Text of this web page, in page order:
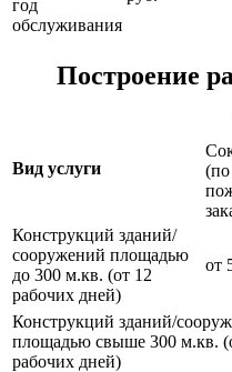
год
обслуживания
Построение
Вид услуги
(по
Конструкций зданий/
сооружений площадью
до 300 м.кв. (от 12
рабочих дней)
от
Конструкций зданий/
площадью свыше 300 м.кв.
рабочих дней)